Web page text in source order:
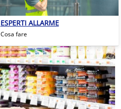
ESPERTI ALLARME
Cosa fare